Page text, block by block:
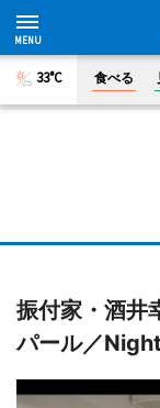
33°C 食べる
振付家・酒井
パール／